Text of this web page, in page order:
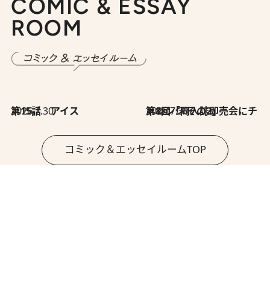
COMIC & ESSAY
ROOM
2026.7.30
第15話 アイス 2026.7.30
第8回「同人誌即売会にチャレンジ その2」
コミック＆エッセイルームTOP